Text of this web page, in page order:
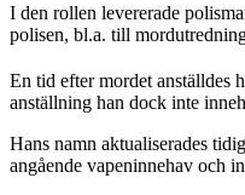
I den rollen levererade
polisen, bl.a. till
En tid efter mordet anställdes
anställning han dock inte
Hans namn aktualiserades
angående vapeninnehav och